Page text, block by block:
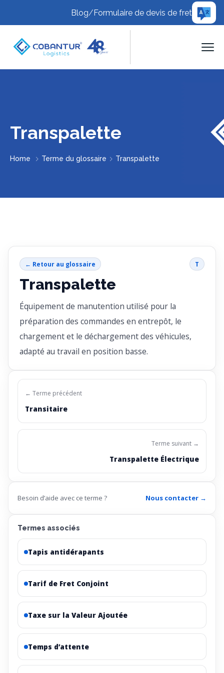
Blog/Formulaire de devis de fret
Transpalette
Home Terme du glossaire Transpalette
← Retour au glossaire T
Transpalette
Équipement de manutention utilisé pour la
préparation des commandes en entrepôt, le
chargement et le déchargement des véhicules,
adapté au travail en position basse.
← Terme précédent
Transitaire
Terme suivant →
Transpalette Électrique
Besoin d’aide avec ce terme ? Nous contacter →
Termes associés
Tapis antidérapants
Tarif de Fret Conjoint
Taxe sur la Valeur Ajoutée
Temps d’attente